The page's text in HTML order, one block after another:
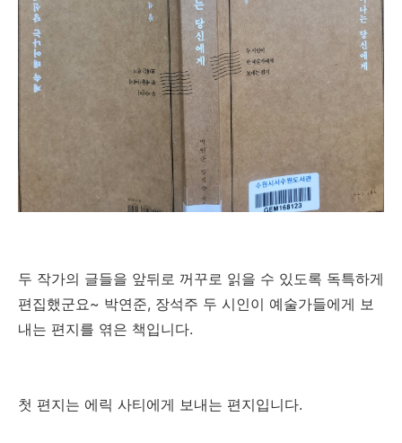
두 작가의 글들을 앞뒤로 꺼꾸로 읽을 수 있도록 독특하게
편집했군요~ 박연준, 장석주 두 시인이 예술가들에게 보
내는 편지를 엮은 책입니다.
첫 편지는 에릭 사티에게 보내는 편지입니다.